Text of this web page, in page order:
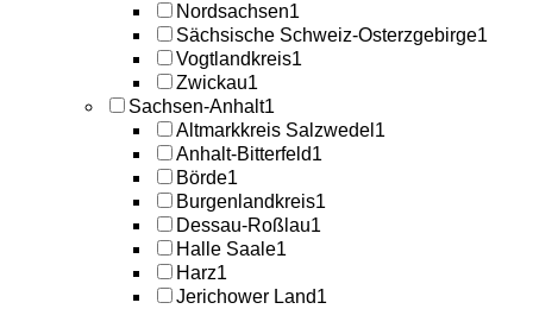
Nordsachsen1
Sächsische Schweiz-Osterzgebirge1
Vogtlandkreis1
Zwickau1
Sachsen-Anhalt1
Altmarkkreis Salzwedel 1
Anhalt-Bitterfeld1
Börde1
Burgenlandkreis1
Dessau-Roßlau1
Halle Saale1
Harz1
Jerichower Land1